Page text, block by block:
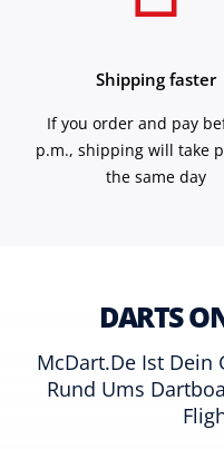
Shipping faster
If you order and pay
p.m., shipping will take
the same day
DARTS
McDart.de Ist Dein
Rund Ums